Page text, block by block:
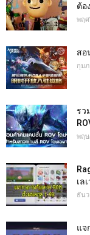
ต้อ
พฤศ
สอ
กุม
รว
พฤษ
เล
ธัน
แจ